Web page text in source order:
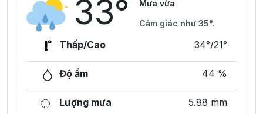
33°
Mưa vừa
Cảm giác như 35°.
Thấp/Cao 34°/21°
Độ ẩm 44 %
Lượng mưa 5.88 mm